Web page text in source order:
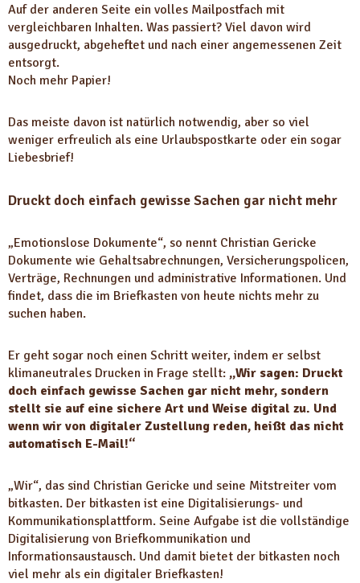
Auf der anderen Seite ein volles Mailpostfach mit
vergleichbaren Inhalten. Was passiert? Viel davon wird
ausgedruckt, abgeheftet und nach einer angemessenen Zeit
entsorgt.
Noch mehr Papier!
Das meiste davon ist natürlich notwendig, aber so viel
weniger erfreulich als eine Urlaubspostkarte oder ein sogar
Liebesbrief!
Druckt doch einfach gewisse Sachen gar nicht mehr
„Emotionslose Dokumente“, so nennt Christian Gericke
Dokumente wie Gehaltsabrechnungen, Versicherungspolicen,
Verträge, Rechnungen und administrative Informationen. Und
findet, dass die im Briefkasten von heute nichts mehr zu
suchen haben.
Er geht sogar noch einen Schritt weiter, indem er selbst
klimaneutrales Drucken in Frage stellt: „Wir sagen: Druckt
doch einfach gewisse Sachen gar nicht mehr, sondern
stellt sie auf eine sichere Art und Weise digital zu. Und
wenn wir von digitaler Zustellung reden, heißt das nicht
automatisch E-Mail!“
„Wir“, das sind Christian Gericke und seine Mitstreiter vom
bitkasten. Der bitkasten ist eine Digitalisierungs- und
Kommunikationsplattform. Seine Aufgabe ist die vollständige
Digitalisierung von Briefkommunikation und
Informationsaustausch. Und damit bietet der bitkasten noch
viel mehr als ein digitaler Briefkasten!